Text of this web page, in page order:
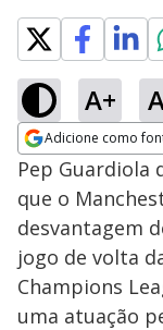
A+
Adicione como
Opens in new
Pep Guardiola
que o
desvantagem
jogo de volta
Champions
uma atuação